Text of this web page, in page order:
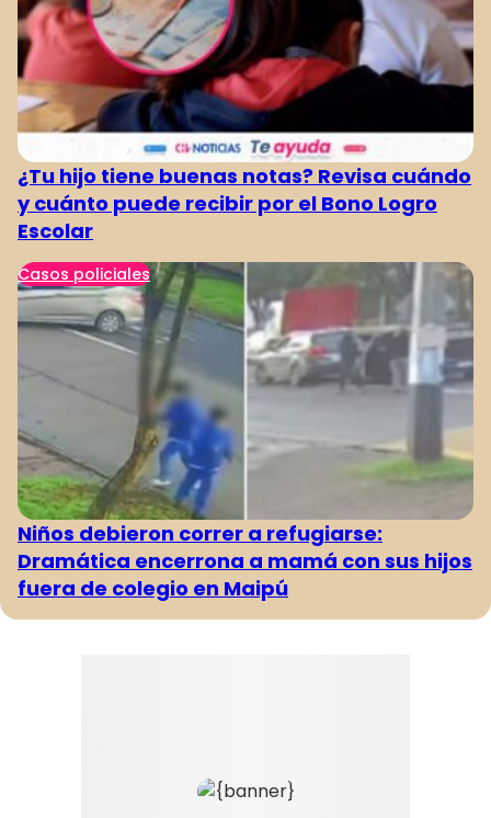
¿Tu hijo tiene buenas notas? Revisa cuándo
y cuánto puede recibir por el Bono Logro
Escolar
Casos policiales
Niños debieron correr a refugiarse:
Dramática encerrona a mamá con sus hijos
fuera de colegio en Maipú